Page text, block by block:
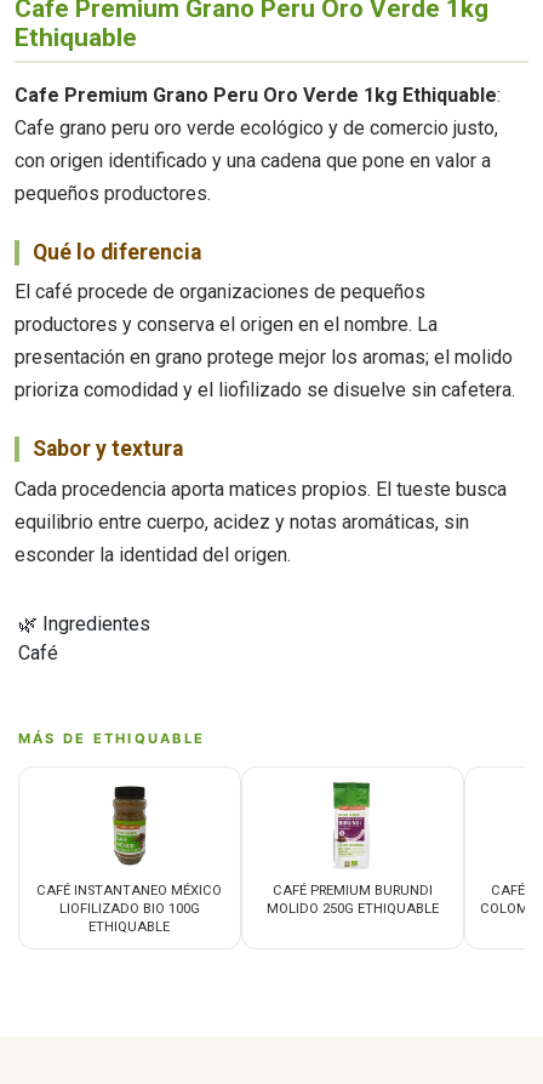
Cafe Premium Grano Peru Oro Verde 1kg
Ethiquable
Cafe Premium Grano Peru Oro Verde 1kg Ethiquable:
Cafe grano peru oro verde ecológico y de comercio justo,
con origen identificado y una cadena que pone en valor a
pequeños productores.
Qué lo diferencia
El café procede de organizaciones de pequeños
productores y conserva el origen en el nombre. La
presentación en grano protege mejor los aromas; el molido
prioriza comodidad y el liofilizado se disuelve sin cafetera.
Sabor y textura
Cada procedencia aporta matices propios. El tueste busca
equilibrio entre cuerpo, acidez y notas aromáticas, sin
esconder la identidad del origen.
🌿 Ingredientes
Café
MÁS DE ETHIQUABLE
CAFÉ INSTANTANEO MÉXICO
LIOFILIZADO BIO 100G
ETHIQUABLE
CAFÉ PREMIUM BURUNDI
MOLIDO 250G ETHIQUABLE
CAFÉ